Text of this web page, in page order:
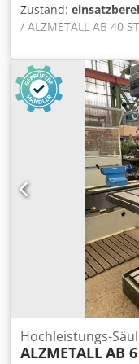
Zustand:
/ ALZMETALL AB 40
Gewindeschneiden
Spindelhub ca.
0,3-0,4mm /U -
Drehzahlverstellung (
Crodpfozm Tb Eox
mittels Handkurbel -
Motorleistung ca. 3
Gewicht ca. 1200Kg
Hochleistungs-
ALZMETALLAB